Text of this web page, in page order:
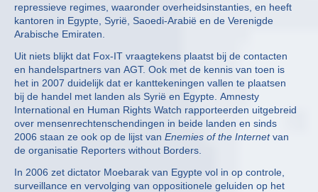
repressieve regimes, waaronder overheidsinstanties, en heeft
kantoren in Egypte, Syrië, Saoedi-Arabië en de Verenigde
Arabische Emiraten.
Uit niets blijkt dat Fox-IT vraagtekens plaatst bij de contacten
en handelspartners van AGT. Ook met de kennis van toen is
het in 2007 duidelijk dat er kanttekeningen vallen te plaatsen
bij de handel met landen als Syrië en Egypte. Amnesty
International en Human Rights Watch rapporteerden uitgebreid
over mensenrechtenschendingen in beide landen en sinds
2006 staan ze ook op de lijst van Enemies of the Internetvan
de organisatie Reporters without Borders.
In 2006 zet dictator Moebarak van Egypte vol in op controle,
surveillance en vervolging van oppositionele geluiden op het